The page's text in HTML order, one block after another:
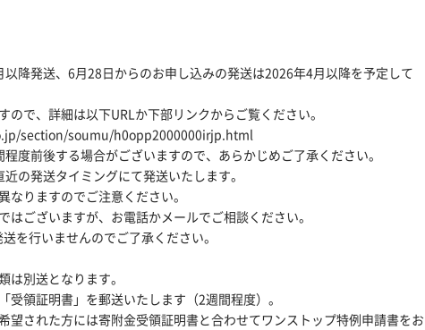
降発送、6月28日からのお申し込みの発送は2026年4月以降を予定して
で、詳細は以下URLか下部リンクからご覧ください。
section/soumu/h0opp2000000irjp.html
度前後する場合がございますので、あらかじめご了承ください。
の発送タイミングにて発送いたします。
りますのでご注意ください。
ございますが、お電話かメールでご相談ください。
を行いませんのでご了承ください。
は別送となります。
受領証明書」を郵送いたします（2週間程度）。
望された方には寄附金受領証明書と合わせてワンストップ特例申請書をお